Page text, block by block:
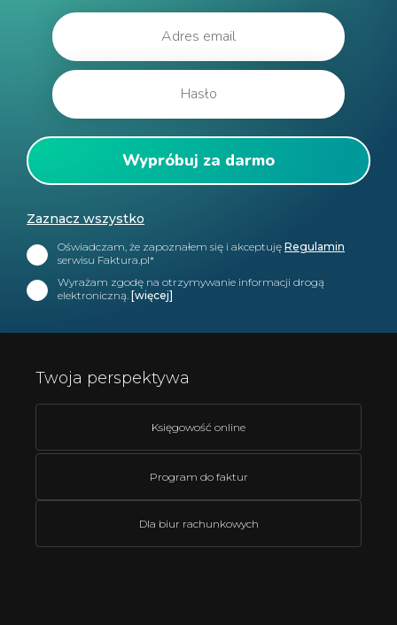
Zaznacz wszystko
Oświadczam, że zapoznałem się i akceptuję Regulamin
serwisu Faktura.pl*
Wyrażam zgodę na otrzymywanie informacji drogą
elektroniczną. [więcej]
Twoja perspektywa
Księgowość online
Program do faktur
Dla biur rachunkowych